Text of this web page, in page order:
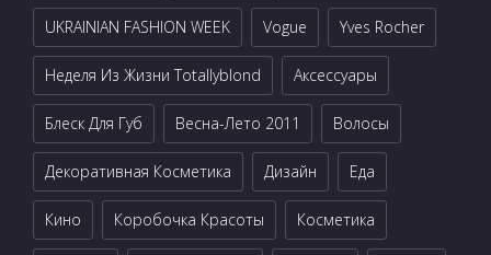
UKRAINIAN FASHION WEEK Vogue Yves Rocher
Неделя Из Жизни Totallyblond Аксессуары
Блеск Для Губ Весна-Лето 2011 Волосы
Декоративная Косметика Дизайн Еда
Кино Коробочка Красоты Косметика